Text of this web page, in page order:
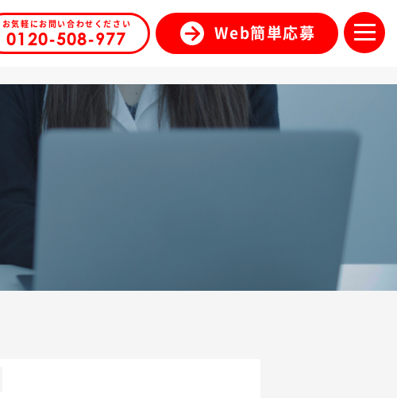
お気軽にお問い合わせください
0120-508-977 Web簡単応募